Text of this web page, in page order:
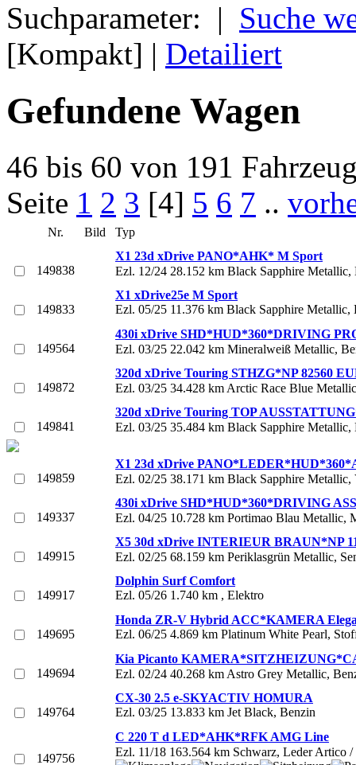
Suchparameter: | Suche
[Kompakt] | Detailiert
Gefundene Wagen
46 bis 60 von 191
Seite 1 2 3 [4] 5 6 7 ..
Nr. Bild Typ
149838
X1 23d xDrive PANO*AHK* M Sport
Ezl. 12/24 28.152 km Black Sapphire
149833
X1 xDrive25e M Sport
Ezl. 05/25 11.376 km Black Sapphire Metallic,
149564
430i xDrive SHD*HUD*360*DRIVING
Ezl. 03/25 22.042 km Mineralweiß Metallic,
149872
320d xDrive Touring STHZG*NP 82560
Ezl. 03/25 34.428 km Arctic Race Blue
149841
320d xDrive Touring TOP
Ezl. 03/25 35.484 km Black Sapphire
149859
X1 23d xDrive
Ezl. 02/25 38.171 km Black Sapphire
149337
430i xDrive SHD*HUD*360*DRIVING
Ezl. 04/25 10.728 km Portimao Blau Metallic,
149915
X5 30d xDrive INTERIEUR BRAUN*NP
Ezl. 02/25 68.159 km Periklasgrün Metallic,
149917
Dolphin Surf Comfort
Ezl. 05/26 1.740 km , Elektro
149695
Honda ZR-V Hybrid ACC*KAMERA
Ezl. 06/25 4.869 km Platinum White Pearl,
149694
Kia Picanto
Ezl. 02/24 40.268 km Astro Grey Metallic,
149764
CX-30 2.5 e-SKYACTIV HOMURA
Ezl. 03/25 13.833 km Jet Black, Benzin
149756
C 220 T d LED*AHK*RFK AMG Line
Ezl. 11/18 163.564 km Schwarz, Leder Artico